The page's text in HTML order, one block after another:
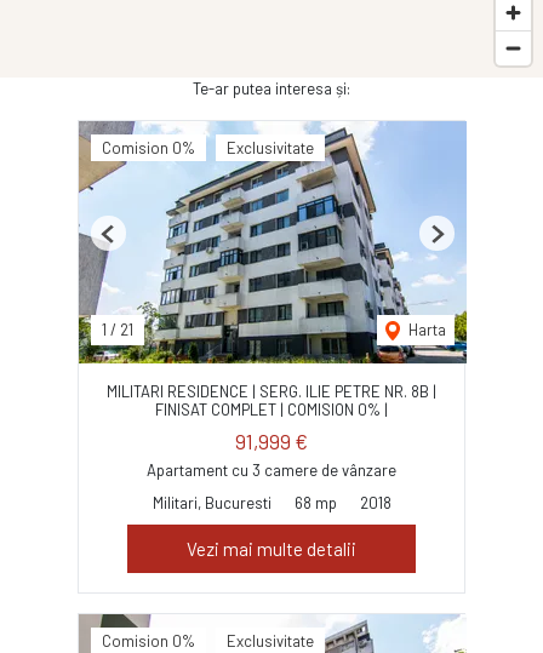
Te-ar putea interesa și:
Comision 0% Exclusivitate
1 / 21 Harta
Previous Next
MILITARI RESIDENCE | SERG. ILIE PETRE NR. 8B |
FINISAT COMPLET | COMISION 0% |
91,999 €
Apartament cu 3 camere de vânzare
Militari, Bucuresti
68 mp 2018
Vezi mai multe detalii
Comision 0% Exclusivitate